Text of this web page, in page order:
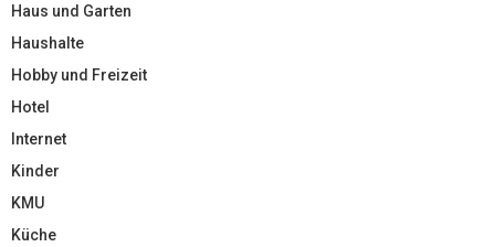
Haus und Garten
Haushalte
Hobby und Freizeit
Hotel
Internet
Kinder
KMU
Küche